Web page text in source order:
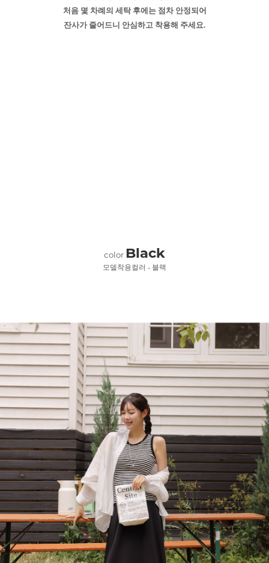
처음 몇 차례의 세탁 후에는 점차 안정되어
잔사가 줄어드니 안심하고 착용해 주세요.
color Black
모델착용컬러 - 블랙